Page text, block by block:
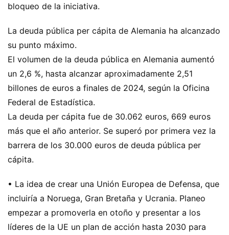
bloqueo de la iniciativa.
La deuda pública per cápita de Alemania ha alcanzado
su punto máximo.
El volumen de la deuda pública en Alemania aumentó
un 2,6 %, hasta alcanzar aproximadamente 2,51
billones de euros a finales de 2024, según la Oficina
Federal de Estadística.
La deuda per cápita fue de 30.062 euros, 669 euros
más que el año anterior. Se superó por primera vez la
barrera de los 30.000 euros de deuda pública per
cápita.
• La idea de crear una Unión Europea de Defensa, que
incluiría a Noruega, Gran Bretaña y Ucrania. Planeo
empezar a promoverla en otoño y presentar a los
líderes de la UE un plan de acción hasta 2030 para